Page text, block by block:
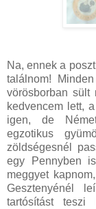
Na, ennek a
találnom!
vörösborban sült
kedvencem lett,
igen, de
egzotikus
zöldségesnél
egy Pennyben
meggyet
Gesztenyénél
tartósítást